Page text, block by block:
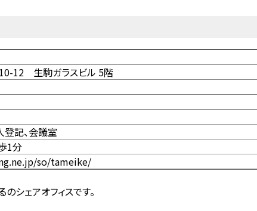
12 生駒ガラスビル 5階
登記、会議室
1分
so/tameike/
シェアオフィスです。